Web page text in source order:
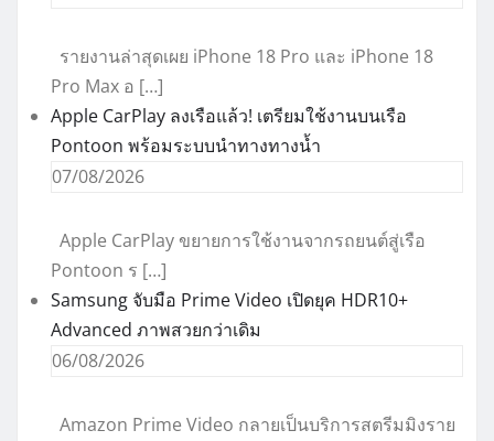
รายงานล่าสุดเผย iPhone 18 Pro และ iPhone 18
Pro Max อ […]
Apple CarPlay ลงเรือแล้ว! เตรียมใช้งานบนเรือ
Pontoon พร้อมระบบนำทางทางน้ำ
07/08/2026
Apple CarPlay ขยายการใช้งานจากรถยนต์สู่เรือ
Pontoon ร […]
Samsung จับมือ Prime Video เปิดยุค HDR10+
Advanced ภาพสวยกว่าเดิม
06/08/2026
Amazon Prime Video กลายเป็นบริการสตรีมมิงราย